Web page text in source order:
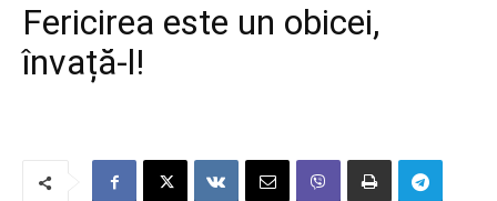
Fericirea este un obicei,
învață-l!